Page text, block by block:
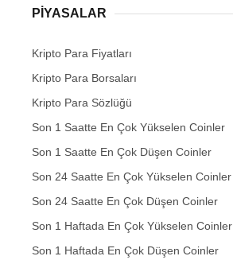
PIYASALAR
Kripto Para Fiyatları
Kripto Para Borsaları
Kripto Para Sözlüğü
Son 1 Saatte En Çok Yükselen Coinler
Son 1 Saatte En Çok Düşen Coinler
Son 24 Saatte En Çok Yükselen Coinler
Son 24 Saatte En Çok Düşen Coinler
Son 1 Haftada En Çok Yükselen Coinler
Son 1 Haftada En Çok Düşen Coinler